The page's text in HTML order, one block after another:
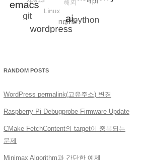
RANDOM POSTS
WordPress permalink(고유주소) 변경
Raspberry Pi Debugprobe Firmware Update
CMake FetchContent의 target이 중복되는
문제
Minimax Algorithm과 간단한 예제